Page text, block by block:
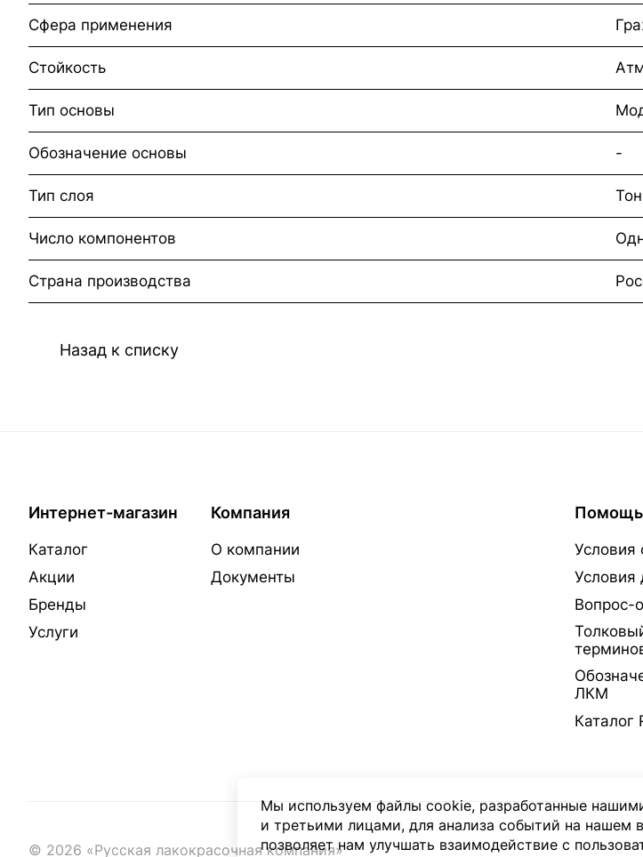
Сфера применения
Стойкость
Тип основы
Обозначение основы -
Тип слоя
Число компонентов
Страна производства
Назад к списку
Интернет-магазин
Каталог
Акции
Бренды
Услуги
Компания
О компании
Документы
Помощь
Условия
Условия
Вопрос-
ЛКМ
Каталог
© 2026 «Русская лакокрасочная компания»
Мы используем файлы cookie, разработанные
и третьими лицами, для анализа событий на нашем
позволяет нам улучшать взаимодействие с